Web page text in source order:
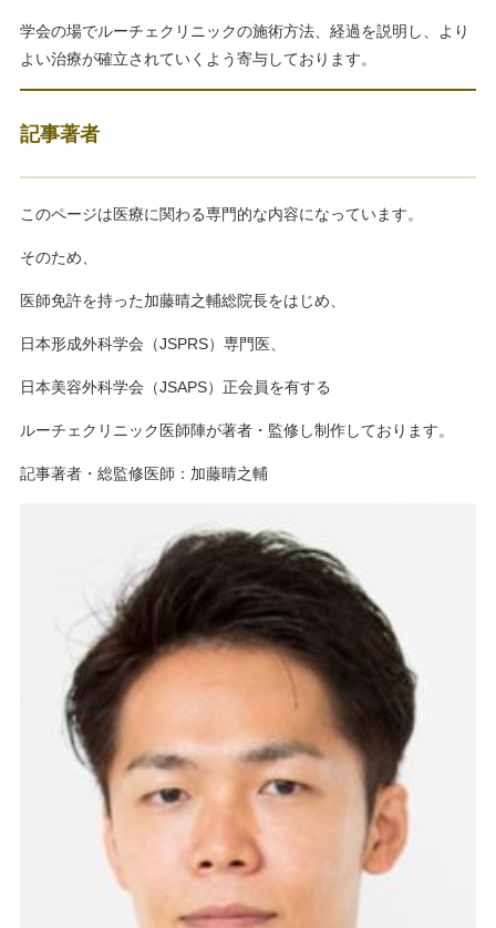
学会の場でルーチェクリニックの施術方法、経過を説明し、より
よい治療が確立されていくよう寄与しております。
記事著者
このページは医療に関わる専門的な内容になっています。
そのため、
医師免許を持った加藤晴之輔総院長をはじめ、
日本形成外科学会（JSPRS）専門医、
日本美容外科学会（JSAPS）正会員を有する
ルーチェクリニック医師陣が著者・監修し制作しております。
記事著者・総監修医師：加藤晴之輔